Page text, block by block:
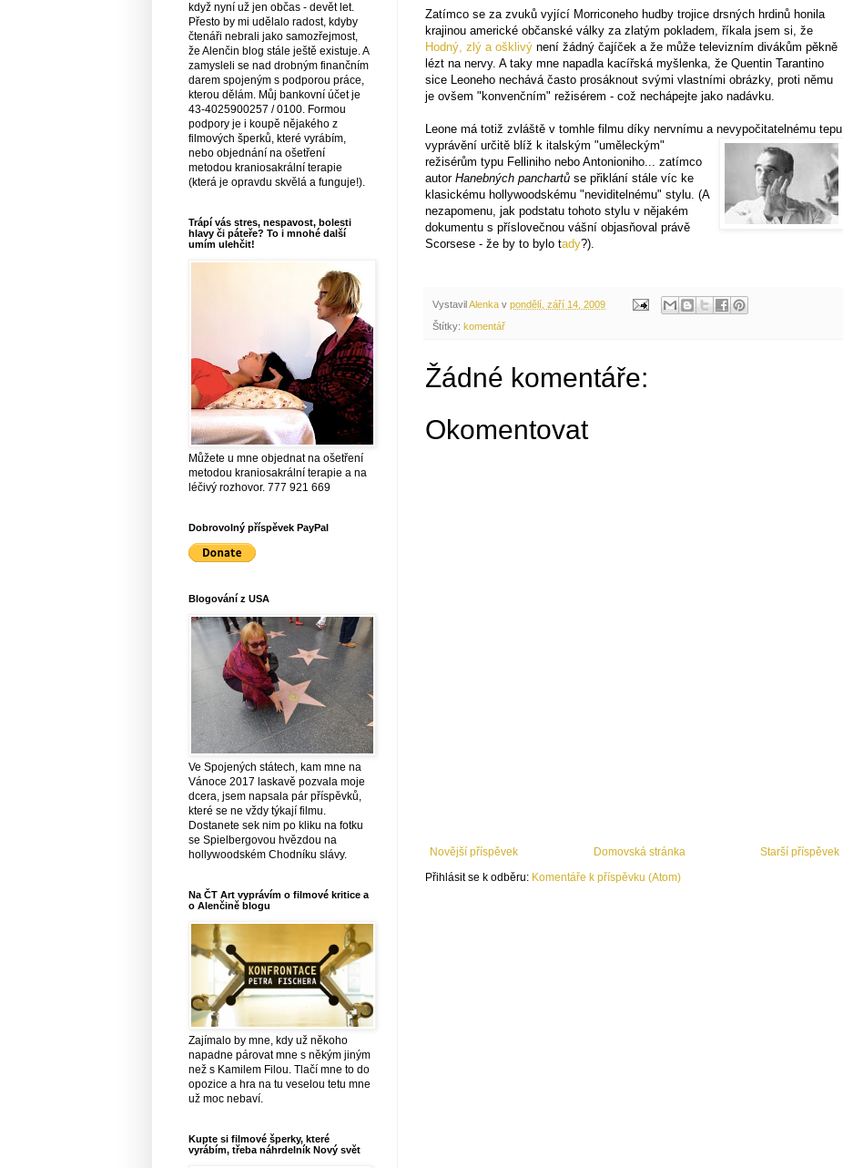
Zatímco se za zvuků vyjící Morriconeho hudby trojice drsných hrdinů honila
krajinou americké občanské války za zlatým pokladem, říkala jsem si, že
Hodný, zlý a ošklivý není žádný čajíček a že může televizním divákům pěkně
lézt na nervy. A taky mne napadla kacířská myšlenka, že Quentin Tarantino
sice Leoneho nechává často prosáknout svými vlastními obrázky, proti němu
je ovšem "konvenčním" režisérem - což nechápejte jako nadávku.
Leone má totiž zvláště v tomhle filmu díky nervnímu a nevypočitatelnému tepu
vyprávění určitě blíž k italským "uměleckým"
režisérům typu Felliniho nebo Antonioniho... zatímco
autor Hanebných panchartů se přiklání stále víc ke
klasickému hollywoodskému "neviditelnému" stylu. (A
nezapomenu, jak podstatu tohoto stylu v nějakém
dokumentu s příslovečnou vášní objasňoval právě
Scorsese - že by to bylo tady?).
VystavilAlenka v pondělí, září 14, 2009
Štítky: komentář
Žádné komentáře:
Okomentovat
Novější příspěvek Starší příspěvek
Domovská stránka
Přihlásit se k odběru: Komentáře k příspěvku (Atom)
když nyní už jen občas - devět let.
Přesto by mi udělalo radost, kdyby
čtenáři nebrali jako samozřejmost,
že Alenčin blog stále ještě existuje. A
zamysleli se nad drobným finančním
darem spojeným s podporou práce,
kterou dělám. Můj bankovní účet je
43-4025900257 / 0100. Formou
podpory je i koupě nějakého z
filmových šperků, které vyrábím,
nebo objednání na ošetření
metodou kraniosakrální terapie
(která je opravdu skvělá a funguje!).
Trápí vás stres, nespavost, bolesti
hlavy či páteře? To i mnohé další
umím ulehčit!
Můžete u mne objednat na ošetření
metodou kraniosakrální terapie a na
léčivý rozhovor. 777 921 669
Dobrovolný příspěvek PayPal
Blogování z USA
Ve Spojených státech, kam mne na
Vánoce 2017 laskavě pozvala moje
dcera, jsem napsala pár příspěvků,
které se ne vždy týkají filmu.
Dostanete sek nim po kliku na fotku
se Spielbergovou hvězdou na
hollywoodském Chodníku slávy.
Na ČT Art vyprávím o filmové kritice a
o Alenčině blogu
Zajímalo by mne, kdy už někoho
napadne párovat mne s někým jiným
než s Kamilem Filou. Tlačí mne to do
opozice a hra na tu veselou tetu mne
už moc nebaví.
Kupte si filmové šperky, které
vyrábím, třeba náhrdelník Nový svět